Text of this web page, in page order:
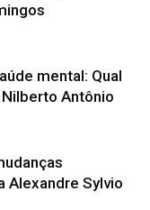
mental: Qual
Antônio
Alexandre Sylvio